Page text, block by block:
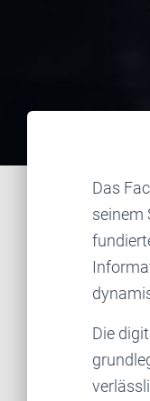
Das
seinem
Die